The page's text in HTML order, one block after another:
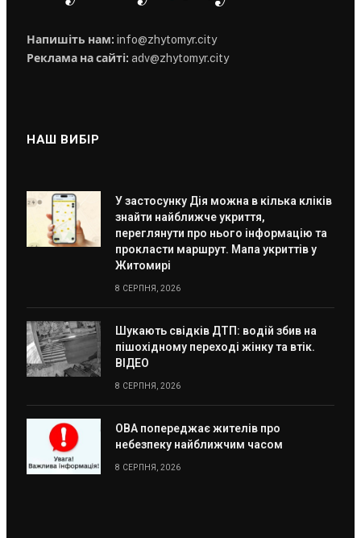
Напишіть нам: info@zhytomyr.city
Реклама на сайті: adv@zhytomyr.city
НАШ ВИБІР
У застосунку Дія можна в кілька кліків
знайти найближче укриття,
переглянути про нього інформацію та
прокласти маршрут. Мапа укриттів у
Житомирі
8 СЕРПНЯ, 2026
Шукають свідків ДТП: водій збив на
пішохідному переході жінку та втік.
ВІДЕО
8 СЕРПНЯ, 2026
ОВА попереджає жителів про
небезпеку найближчим часом
8 СЕРПНЯ, 2026